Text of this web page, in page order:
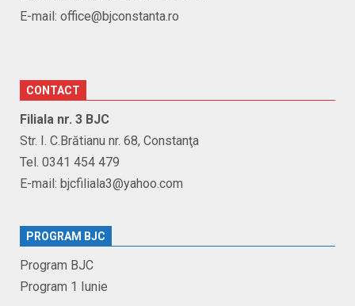
E-mail: office@bjconstanta.ro
CONTACT
Filiala nr. 3 BJC
Str. I. C.Brătianu nr. 68, Constanţa
Tel. 0341 454 479
E-mail: bjcfiliala3@yahoo.com
PROGRAM BJC
Program BJC
Program 1 Iunie